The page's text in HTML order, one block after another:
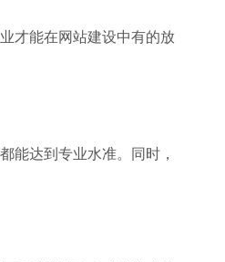
才能在网站建设中有的放
能达到专业水准。同时，